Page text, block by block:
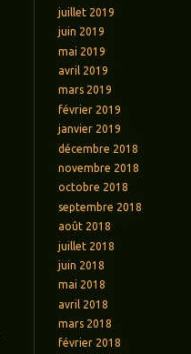
juillet 2019
juin 2019
mai 2019
avril 2019
mars 2019
février 2019
janvier 2019
décembre 2018
novembre 2018
octobre 2018
septembre 2018
août 2018
juillet 2018
juin 2018
mai 2018
avril 2018
mars 2018
février 2018